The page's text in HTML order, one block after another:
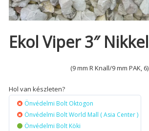
Ekol Viper 3″ Nikkel
(9 mm R Knall/9 mm PAK, 6)
Hol van készleten?
Önvédelmi Bolt Oktogon
Önvédelmi Bolt World Mall ( Asia Center )
Önvédelmi Bolt Köki